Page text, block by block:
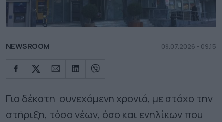
NEWSROOM 09.07.2026 - 09.15
Για δέκατη, συνεχόμενη χρονιά, με στόχο την
στήριξη, τόσο νέων, όσο και ενηλίκων που